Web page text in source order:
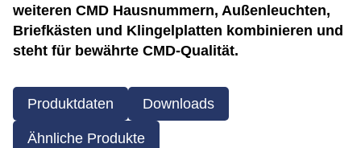
weiteren CMD Hausnummern, Außenleuchten,
Briefkästen und Klingelplatten kombinieren und
steht für bewährte CMD-Qualität.
Produktdaten Downloads
Ähnliche Produkte